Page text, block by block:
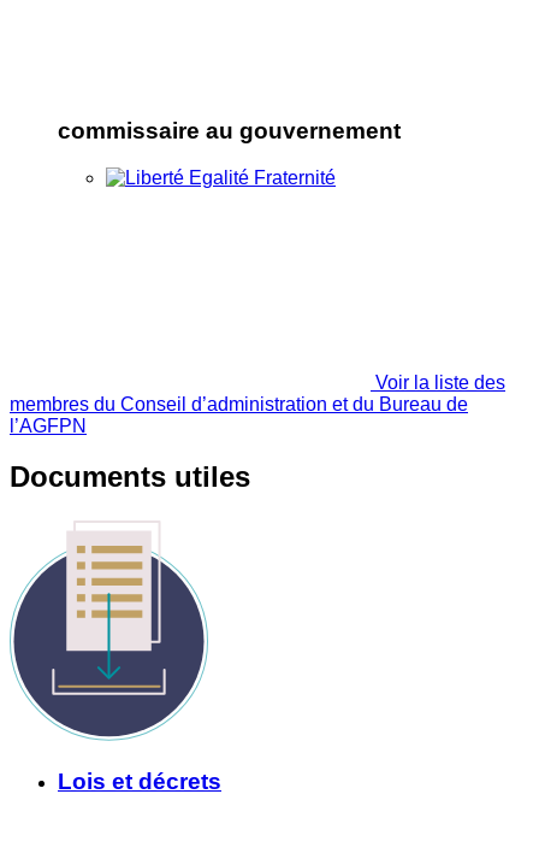
commissaire au gouvernement
Voir la liste des
membres du Conseil d’administration et du Bureau de
l’AGFPN
Documents utiles
Lois et décrets